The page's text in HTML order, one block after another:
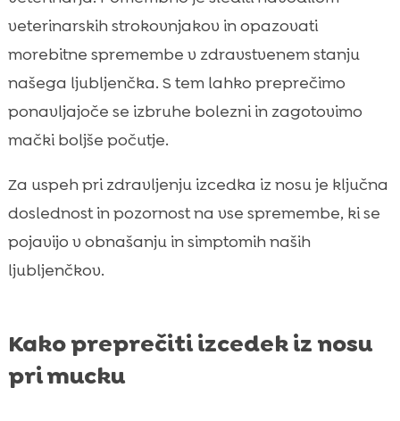
veterinarskih strokovnjakov in opazovati
morebitne spremembe v zdravstvenem stanju
našega ljubljenčka. S tem lahko preprečimo
ponavljajoče se izbruhe bolezni in zagotovimo
mački boljše počutje.
Za uspeh pri zdravljenju izcedka iz nosu je ključna
doslednost in pozornost na vse spremembe, ki se
pojavijo v obnašanju in simptomih naših
ljubljenčkov.
Kako preprečiti izcedek iz nosu
pri mucku